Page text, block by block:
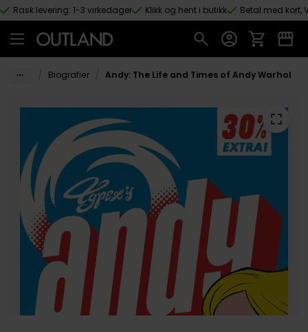
Hopp til hovedinnhold
Rask levering: 1-3 virkedager Klikk og hent i butikk Betal med kort,
Biografier Andy: The Life and Times of Andy Warhol